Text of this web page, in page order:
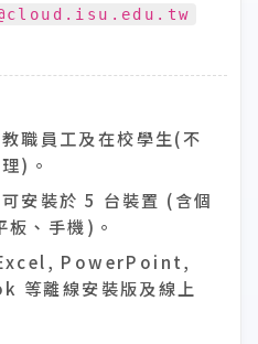
@cloud.isu.edu.tw
職員工及在校學生(不
)。
安裝於 5 台裝置 (含個
、手機)。
PowerPoint,
離線安裝版及線上